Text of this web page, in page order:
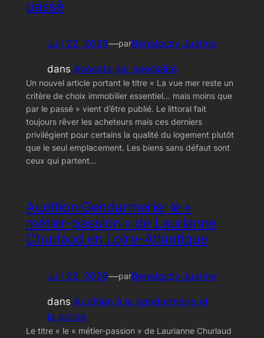
passé
Juil 22, 2026—parBenaloczy Justine
dans Avocats par spécialité
Un nouvel article portant le titre « La vue mer reste un
critère de choix immobilier essentiel… mais moins que
par le passé » vient d’être publié. Le littoral fait
toujours rêver les acheteurs mais ces derniers
privilégient pour certains la qualité du logement plutôt
que le seul emplacement. Les biens sans défaut sont
ceux qui partent…
Audition Gendarmerie; le «
métier-passion » de Laurianne
Churlaud en Loire-Atlantique
Juil 22, 2026—parBenaloczy Justine
dans Audition à la gendarmerie et
la police
Le titre « le « métier-passion » de Laurianne Churlaud